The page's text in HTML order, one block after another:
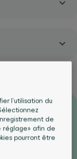
ménopause, les
symptômes
l’utilisation du
de
réglage» afin de
pourront être